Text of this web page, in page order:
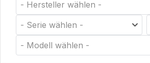
- Hersteller wählen -
- Serie wählen -
- Modell wählen -